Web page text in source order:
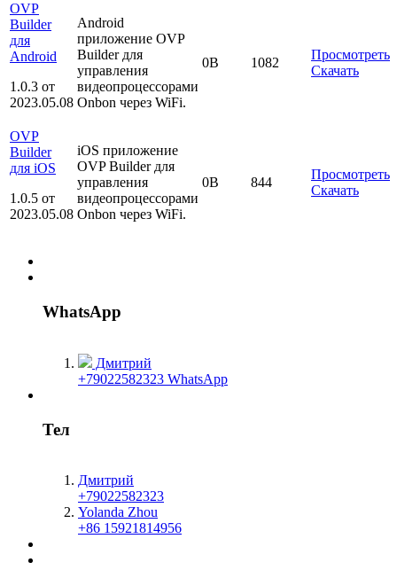
OVP
Builder
для
Android
1.0.3 от
2023.05.08
Android
приложение OVP
Builder для
управления
видеопроцессорами
Onbon через WiFi.
0B 1082
Просмотреть
Скачать
OVP
Builder
для iOS
1.0.5 от
2023.05.08
iOS приложение
OVP Builder для
управления
видеопроцессорами
Onbon через WiFi.
0B 844
Просмотреть
Скачать
WhatsApp
Дмитрий
+79022582323 WhatsApp
Тел
Дмитрий
+79022582323
Yolanda Zhou
+86 15921814956